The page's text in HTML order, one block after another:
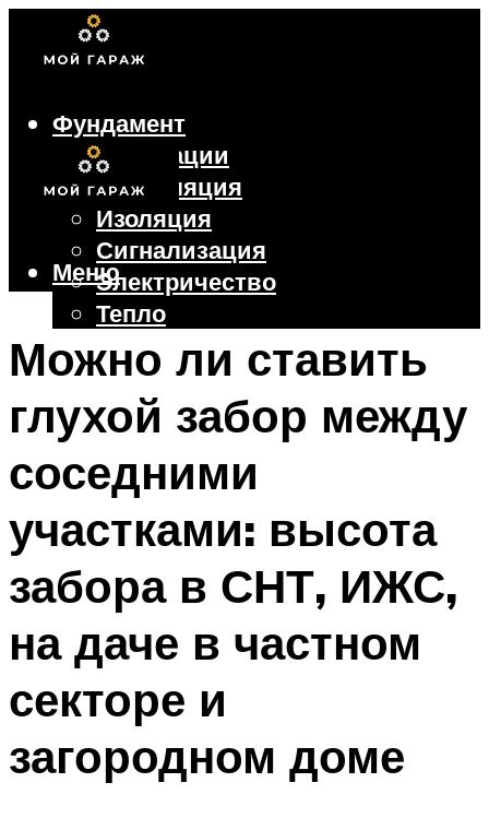
Фундамент
Коммуникации
Вентиляция
Изоляция
Сигнализация
Электричество
Тепло
Крыша
Ворота
Меню
Меню
Можно ли ставить
глухой забор между
соседними
участками: высота
забора в СНТ, ИЖС,
на даче в частном
секторе и
загородном доме